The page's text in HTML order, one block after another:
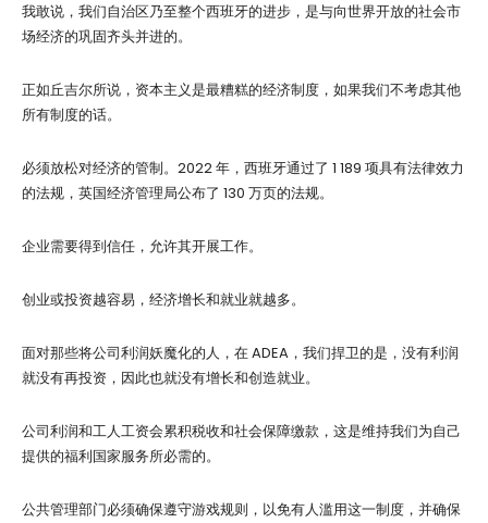
我敢说，我们自治区乃至整个西班牙的进步，是与向世界开放的社会市
场经济的巩固齐头并进的。
正如丘吉尔所说，资本主义是最糟糕的经济制度，如果我们不考虑其他
所有制度的话。
必须放松对经济的管制。2022 年，西班牙通过了 1 189 项具有法律效力
的法规，英国经济管理局公布了 130 万页的法规。
企业需要得到信任，允许其开展工作。
创业或投资越容易，经济增长和就业就越多。
面对那些将公司利润妖魔化的人，在 ADEA，我们捍卫的是，没有利润
就没有再投资，因此也就没有增长和创造就业。
公司利润和工人工资会累积税收和社会保障缴款，这是维持我们为自己
提供的福利国家服务所必需的。
公共管理部门必须确保遵守游戏规则，以免有人滥用这一制度，并确保